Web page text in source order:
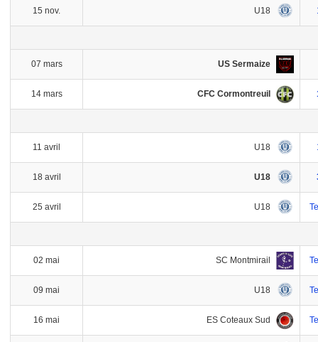
15 nov. U18
07 mars US Sermaize
14 mars CFC Cormontreuil
11 avril U18
18 avril U18
25 avril U18
02 mai SC Montmirail
09 mai U18
16 mai ES Coteaux Sud